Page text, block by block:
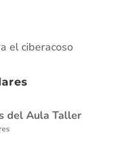
el ciberacoso
del Aula Taller